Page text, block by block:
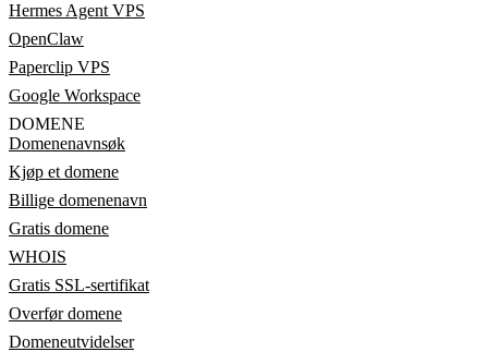
Hermes Agent VPS
OpenClaw
Paperclip VPS
Google Workspace
DOMENE
Domenenavnsøk
Kjøp et domene
Billige domenenavn
Gratis domene
WHOIS
Gratis SSL-sertifikat
Overfør domene
Domeneutvidelser